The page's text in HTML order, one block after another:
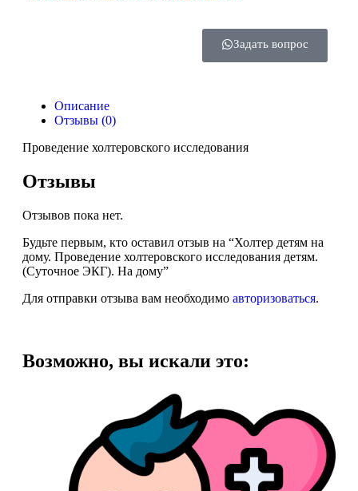
Задать вопрос
Описание
Отзывы (0)
Проведение холтеровского исследования
Отзывы
Отзывов пока нет.
Будьте первым, кто оставил отзыв на “Холтер детям на
дому. Проведение холтеровского исследования детям.
(Суточное ЭКГ). На дому”
Для отправки отзыва вам необходимо авторизоваться.
Возможно, вы искали это: